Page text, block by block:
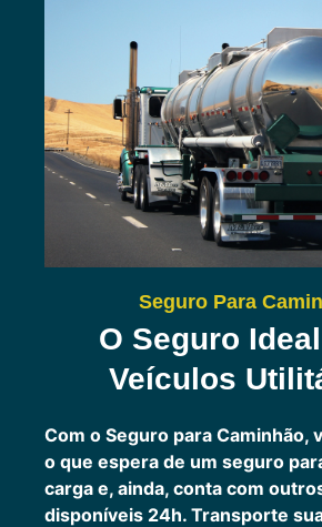
Seguro Para
O Seguro
Veículos
Com o Seguro para Caminhão,
o que espera de um seguro
carga e, ainda, conta com
disponíveis 24h. Transporte